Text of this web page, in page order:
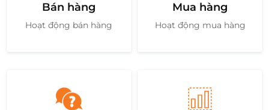
Bán hàng
Hoạt động bán hàng
Mua hàng
Hoạt động mua hàng